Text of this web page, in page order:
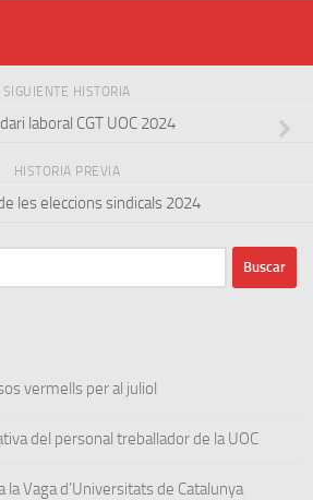
SIGUIENTE HISTORIA
laboral CGT UOC 2024
HISTORIA PREVIA
les eleccions sindicals 2024
vermells per al juliol
del personal treballador de la UOC
la Vaga d’Universitats de Catalunya